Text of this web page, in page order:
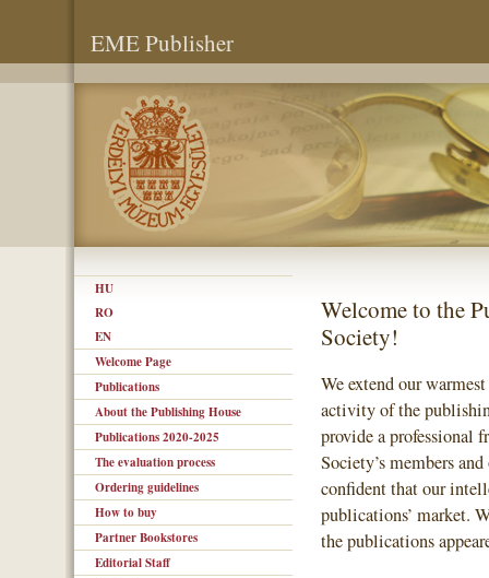
EME Publisher
HU
RO
EN
Welcome Page
Publications
About the Publishing House
Publications 2020-2025
The evaluation process
Ordering guidelines
How to buy
Partner Bookstores
Editorial Staff
Welcome to the
Society!
We extend our
activity of the
provide a professional
Society’s members
confident that our
publications’ market.
the publications